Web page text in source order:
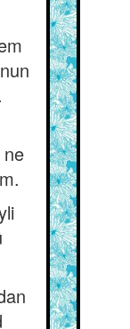
ne